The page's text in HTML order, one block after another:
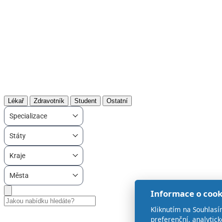
Lékař Zdravotník Student Ostatní
Specializace
Státy
Kraje
Města
Informace o
Kliknutím na
preferenční,